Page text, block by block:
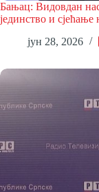
Бањац: Видовдан нас
јединство и
јун 28, 2026